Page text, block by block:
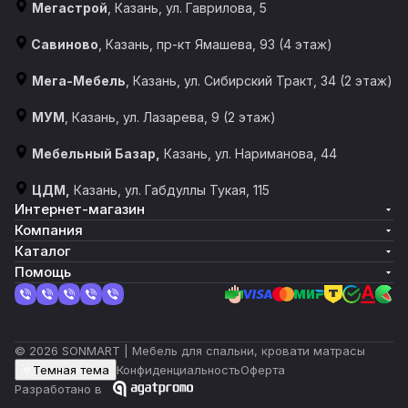
Мегастрой , Казань, ул. Гаврилова, 5
Савиново , Казань, пр-кт Ямашева, 93 (4 этаж)
Мега-Мебель , Казань, ул. Сибирский Тракт, 34 (2 этаж)
МУМ , Казань, ул. Лазарева, 9 (2 этаж)
Мебельный Базар, Казань, ул. Нариманова, 44
ЦДМ, Казань, ул. Габдуллы Тукая, 115
Интернет-магазин
Компания
Каталог
Помощь
© 2026 SONMART | Мебель для спальни, кровати матрасы
Темная тема
КонфиденциальностьОферта
Разработано в